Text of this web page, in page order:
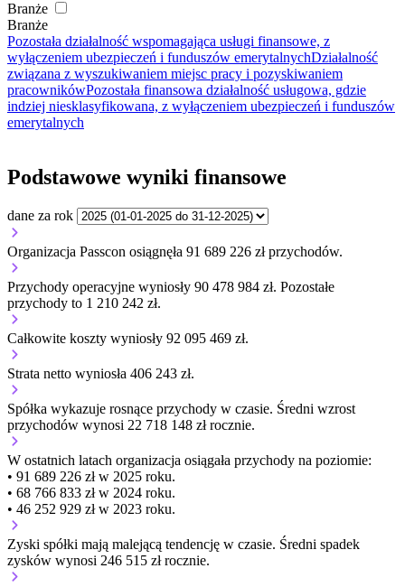
Branże
Branże
Pozostała działalność wspomagająca usługi finansowe, z
wyłączeniem ubezpieczeń i funduszów emerytalnychDziałalność
związana z wyszukiwaniem miejsc pracy i pozyskiwaniem
pracownikówPozostała finansowa działalność usługowa, gdzie
indziej niesklasyfikowana, z wyłączeniem ubezpieczeń i funduszów
emerytalnych
Podstawowe wyniki finansowe
dane za rok
Organizacja Passcon osiągnęła 91 689 226 zł przychodów.
Przychody operacyjne wyniosły 90 478 984 zł. Pozostałe
przychody to 1 210 242 zł.
Całkowite koszty wyniosły 92 095 469 zł.
Strata netto wyniosła 406 243 zł.
Spółka wykazuje rosnące przychody w czasie. Średni wzrost
przychodów wynosi 22 718 148 zł rocznie.
W ostatnich latach organizacja osiągała przychody na poziomie:
• 91 689 226 zł w 2025 roku.
• 68 766 833 zł w 2024 roku.
• 46 252 929 zł w 2023 roku.
Zyski spółki mają malejącą tendencję w czasie. Średni spadek
zysków wynosi 246 515 zł rocznie.